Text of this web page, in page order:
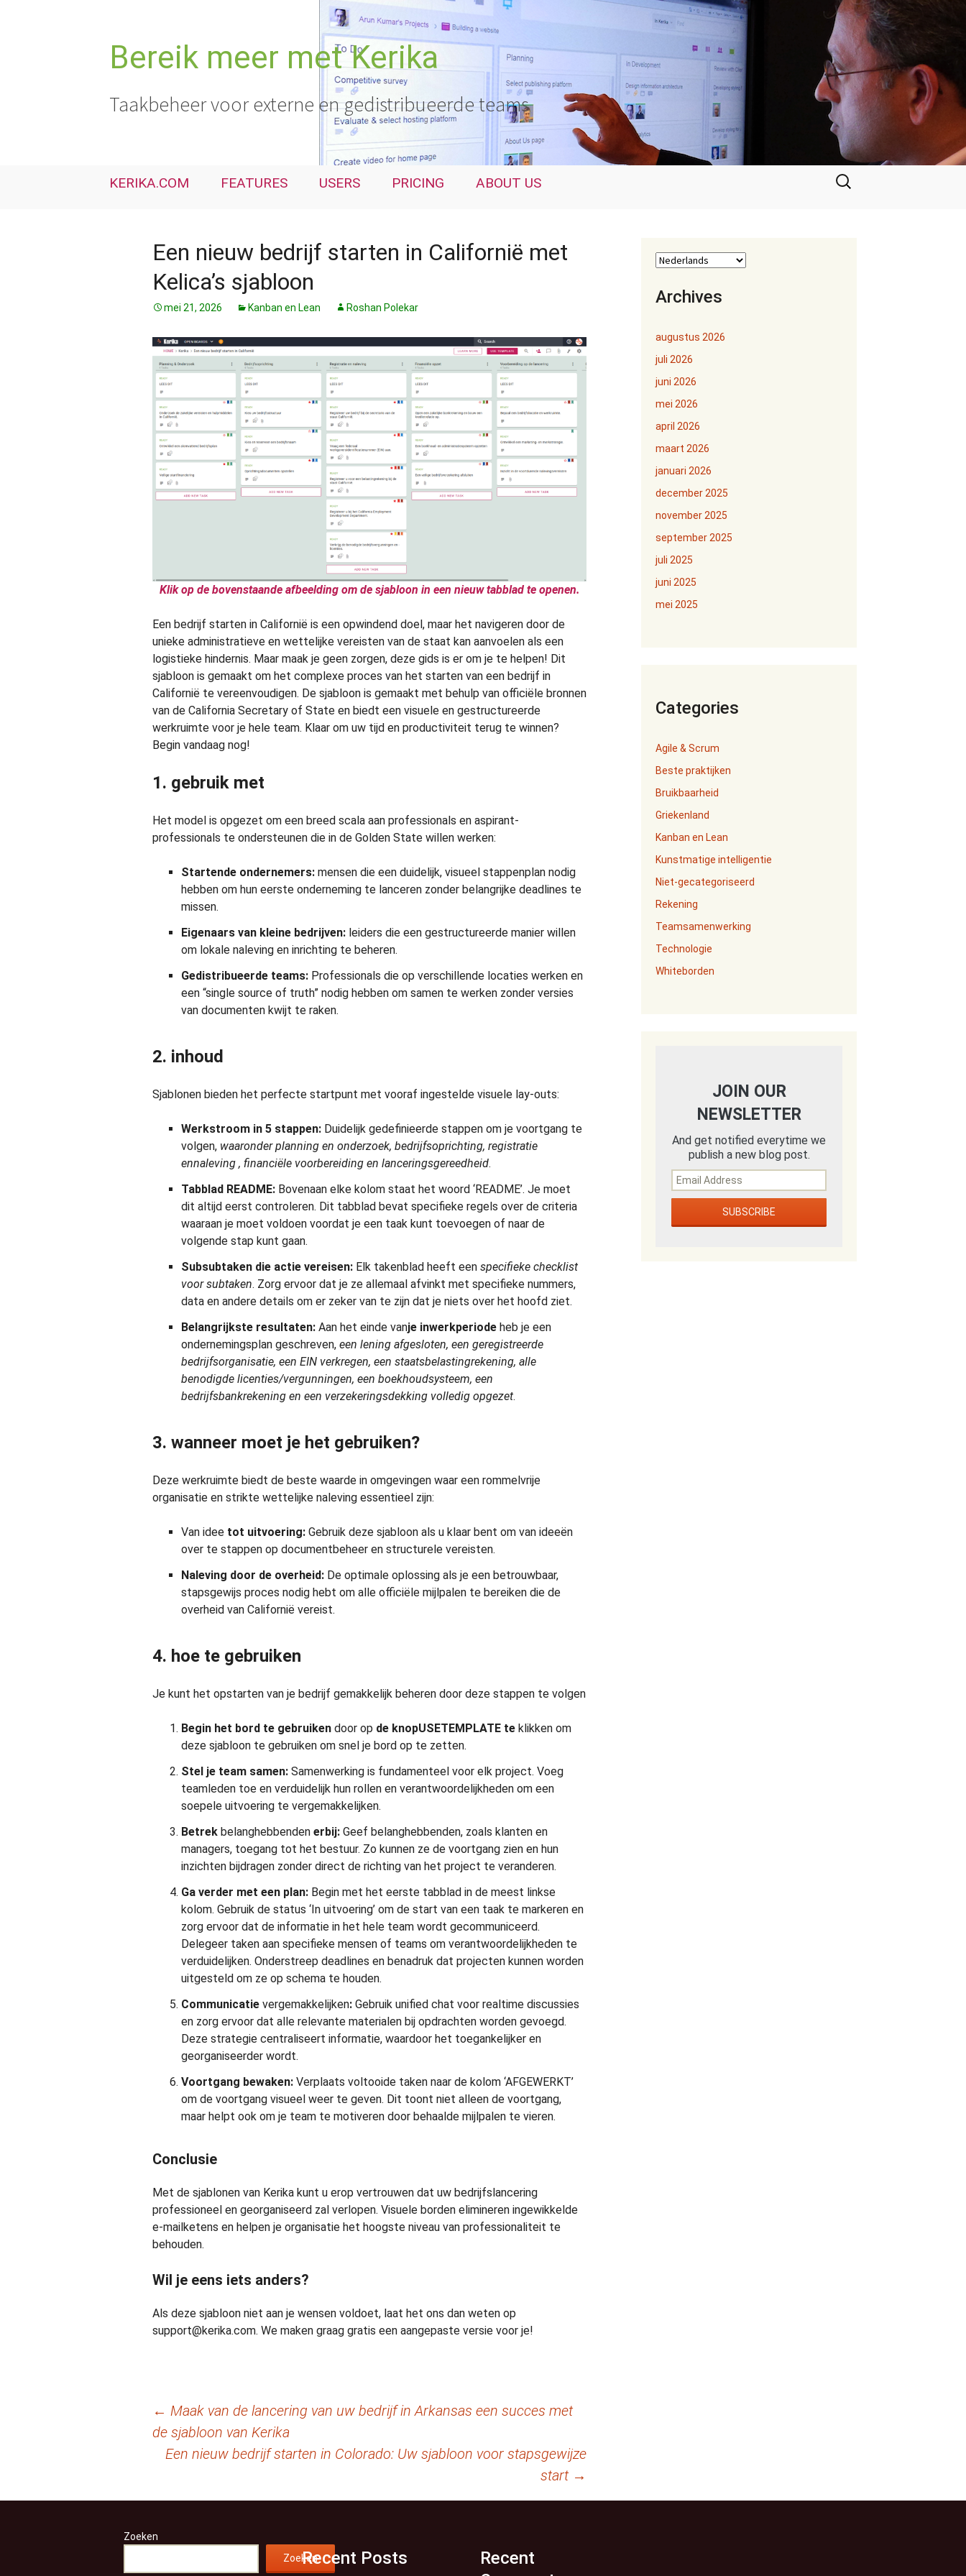
Bereik meer met Kerika
Taakbeheer voor externe en gedistribueerde teams
KERIKA.COM FEATURES USERS PRICING ABOUT US
Zoeken
naar:
Een nieuw bedrijf starten in Californië met
Kelica’s sjabloon
mei 21, 2026 Kanban en Lean Roshan Polekar
Klik op de bovenstaande afbeelding om de sjabloon in een nieuw tabblad te openen.
Een bedrijf starten in Californië is een opwindend doel, maar het navigeren door de
unieke administratieve en wettelijke vereisten van de staat kan aanvoelen als een
logistieke hindernis. Maar maak je geen zorgen, deze gids is er om je te helpen! Dit
sjabloon is gemaakt om het complexe proces van het starten van een bedrijf in
Californië te vereenvoudigen. De sjabloon is gemaakt met behulp van officiële bronnen
van de California Secretary of State en biedt een visuele en gestructureerde
werkruimte voor je hele team. Klaar om uw tijd en productiviteit terug te winnen?
Begin vandaag nog!
1. gebruik met
Het model is opgezet om een breed scala aan professionals en aspirant-
professionals te ondersteunen die in de Golden State willen werken:
Startende ondernemers: mensen die een duidelijk, visueel stappenplan nodig
hebben om hun eerste onderneming te lanceren zonder belangrijke deadlines te
missen.
Eigenaars van kleine bedrijven: leiders die een gestructureerde manier willen
om lokale naleving en inrichting te beheren.
Gedistribueerde teams: Professionals die op verschillende locaties werken en
een “single source of truth” nodig hebben om samen te werken zonder versies
van documenten kwijt te raken.
2. inhoud
Sjablonen bieden het perfecte startpunt met vooraf ingestelde visuele lay-outs:
Werkstroom in 5 stappen: Duidelijk gedefinieerde stappen om je voortgang te
volgen, waaronder planning en onderzoek, bedrijfsoprichting, registratie
ennaleving , financiële voorbereiding en lanceringsgereedheid.
Tabblad README: Bovenaan elke kolom staat het woord ‘README’. Je moet
dit altijd eerst controleren. Dit tabblad bevat specifieke regels over de criteria
waaraan je moet voldoen voordat je een taak kunt toevoegen of naar de
volgende stap kunt gaan.
Subsubtaken die actie vereisen: Elk takenblad heeft een specifieke checklist
voor subtaken. Zorg ervoor dat je ze allemaal afvinkt met specifieke nummers,
data en andere details om er zeker van te zijn dat je niets over het hoofd ziet.
Belangrijkste resultaten: Aan het einde vanje inwerkperiode heb je een
ondernemingsplan geschreven, een lening afgesloten, een geregistreerde
bedrijfsorganisatie, een EIN verkregen, een staatsbelastingrekening, alle
benodigde licenties/vergunningen, een boekhoudsysteem, een
bedrijfsbankrekening en een verzekeringsdekking volledig opgezet.
3. wanneer moet je het gebruiken?
Deze werkruimte biedt de beste waarde in omgevingen waar een rommelvrije
organisatie en strikte wettelijke naleving essentieel zijn:
Van idee tot uitvoering: Gebruik deze sjabloon als u klaar bent om van ideeën
over te stappen op documentbeheer en structurele vereisten.
Naleving door de overheid: De optimale oplossing als je een betrouwbaar,
stapsgewijs proces nodig hebt om alle officiële mijlpalen te bereiken die de
overheid van Californië vereist.
4. hoe te gebruiken
Je kunt het opstarten van je bedrijf gemakkelijk beheren door deze stappen te volgen
Begin het bord te gebruiken door op de knopUSETEMPLATE te klikken om
deze sjabloon te gebruiken om snel je bord op te zetten.
Stel je team samen: Samenwerking is fundamenteel voor elk project. Voeg
teamleden toe en verduidelijk hun rollen en verantwoordelijkheden om een
soepele uitvoering te vergemakkelijken.
Betrek belanghebbenden erbij: Geef belanghebbenden, zoals klanten en
managers, toegang tot het bestuur. Zo kunnen ze de voortgang zien en hun
inzichten bijdragen zonder direct de richting van het project te veranderen.
Ga verder met een plan: Begin met het eerste tabblad in de meest linkse
kolom. Gebruik de status ‘In uitvoering’ om de start van een taak te markeren en
zorg ervoor dat de informatie in het hele team wordt gecommuniceerd.
Delegeer taken aan specifieke mensen of teams om verantwoordelijkheden te
verduidelijken. Onderstreep deadlines en benadruk dat projecten kunnen worden
uitgesteld om ze op schema te houden.
Communicatie vergemakkelijken: Gebruik unified chat voor realtime discussies
en zorg ervoor dat alle relevante materialen bij opdrachten worden gevoegd.
Deze strategie centraliseert informatie, waardoor het toegankelijker en
georganiseerder wordt.
Voortgang bewaken: Verplaats voltooide taken naar de kolom ‘AFGEWERKT’
om de voortgang visueel weer te geven. Dit toont niet alleen de voortgang,
maar helpt ook om je team te motiveren door behaalde mijlpalen te vieren.
Conclusie
Met de sjablonen van Kerika kunt u erop vertrouwen dat uw bedrijfslancering
professioneel en georganiseerd zal verlopen. Visuele borden elimineren ingewikkelde
e-mailketens en helpen je organisatie het hoogste niveau van professionaliteit te
behouden.
Wil je eens iets anders?
Als deze sjabloon niet aan je wensen voldoet, laat het ons dan weten op
support@kerika.com. We maken graag gratis een aangepaste versie voor je!
Berichtnavigatie
← Maak van de lancering van uw bedrijf in Arkansas een succes met
de sjabloon van Kerika
Een nieuw bedrijf starten in Colorado: Uw sjabloon voor stapsgewijze
start →
Archives
augustus 2026
juli 2026
juni 2026
mei 2026
april 2026
maart 2026
januari 2026
december 2025
november 2025
september 2025
juli 2025
juni 2025
mei 2025
Categories
Agile & Scrum
Beste praktijken
Bruikbaarheid
Griekenland
Kanban en Lean
Kunstmatige intelligentie
Niet-gecategoriseerd
Rekening
Teamsamenwerking
Technologie
Whiteborden
JOIN OUR
NEWSLETTER
And get notified everytime we
publish a new blog post.
Zoeken
ZoekenRecent Posts
Recent